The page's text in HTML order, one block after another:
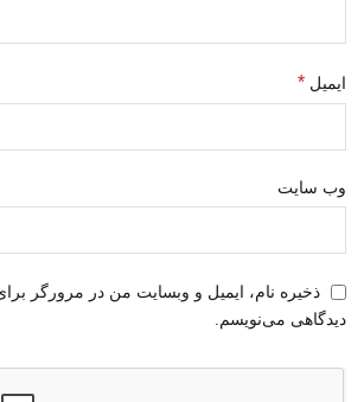
ایمیل *
وب‌ سایت
ذخیره نام، ایمیل و وبسایت من در مرورگر
دیدگاهی می‌نویسم.